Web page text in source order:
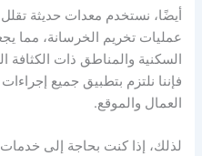
أيضًا، نستخدم معدات حديثة
عمليات تخريم الخرسانة، مما
السكنية والمناطق ذات الكثافة
فإننا نلتزم بتطبيق جميع
العمال والموقع.
لذلك، إذا كنت بحاجة إلى